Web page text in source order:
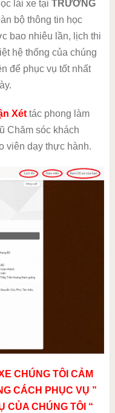
lái xe tại TRƯỜNG
bộ thông tin học
bao nhiêu lần, lịch thi
hệ thống của chúng
để phục vụ tốt nhất
Xéttác phong làm
Chăm sóc khách
viên dạy thực hành.
CHÚNG TÔI CẢM
CÁCH PHỤC VỤ ”
CỦA CHÚNG TÔI “